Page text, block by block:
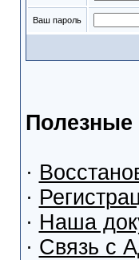
Ваш пароль
Полезные
·
·
· Наша
· Связь с